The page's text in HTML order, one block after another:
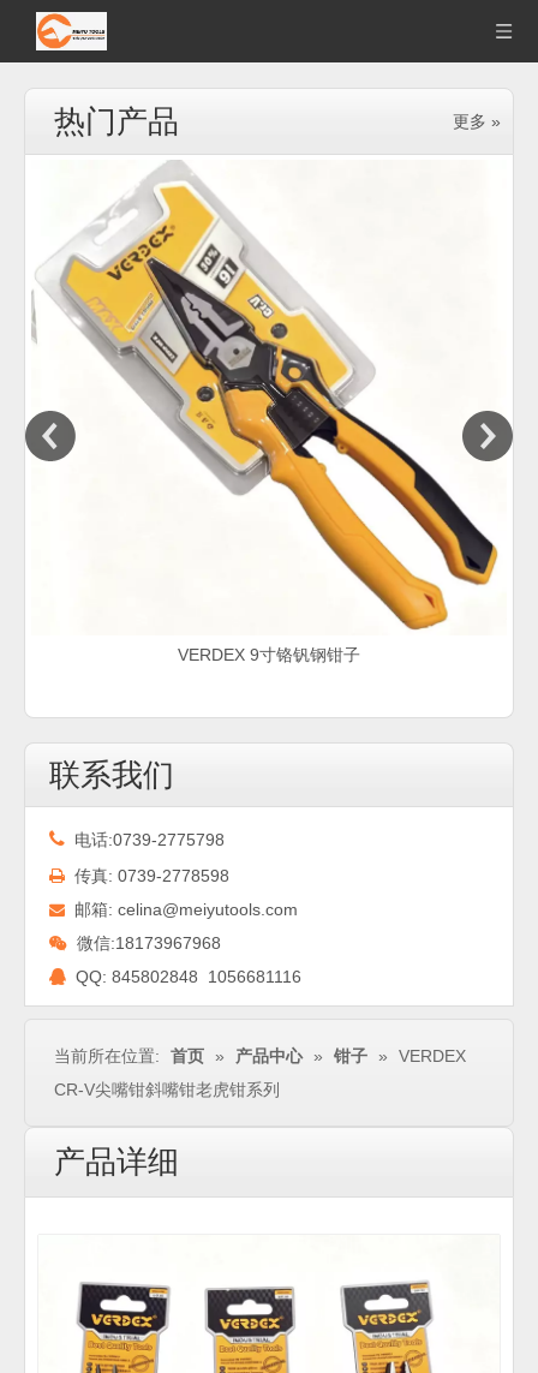
热门产品 更多 »
VERDEX 9寸铬钒钢钳子
联系我们
 电话:0739-2775798
 传真: 0739-2778598
 邮箱: celina@meiyutools.com
 微信:18173967968
 QQ: 845802848 1056681116
当前所在位置: 首页 » 产品中心 » 钳子 »
VERDEX
CR-V尖嘴钳斜嘴钳老虎钳系列
产品详细